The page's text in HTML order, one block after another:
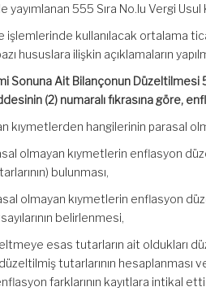
yayımlanan 555 Sıra No.lu Vergi
kullanılacak ortalama
hususlara ilişkin açıklamaların
Sonuna Ait Bilançonun Düzeltilmesi
(2) numaralı fıkrasına göre,
kıymetlerden hangilerinin parasal
olmayan kıymetlerin enflasyon
bulunması,
olmayan kıymetlerin enflasyon
belirlenmesi,
esas tutarların ait oldukları
tutarlarının
farklarının kayıtlara intikal